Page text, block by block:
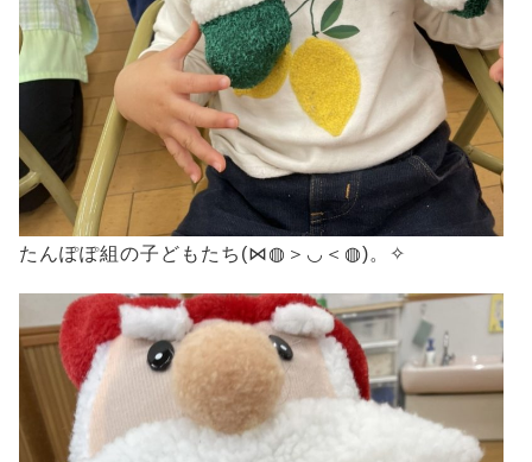
たんぽぽ組の子どもたち(⋈◍＞◡＜◍)。✧